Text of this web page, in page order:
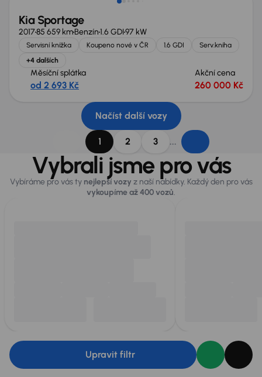
Kia Sportage
201785 659 kmBenzín1.6 GDI97 kW
Servisní knížka Koupeno nové v ČR 1.6 GDI
Serv.kniha
+4 dalších
Měsíční splátka
od 2 693 Kč
Akční cena
260 000 Kč
Načíst další vozy
1 2 3 ...
Vybrali jsme pro vás
Vybíráme pro vás ty nejlepší vozy z naší nabídky. Každý den pro vás
vykoupíme až 400 vozů.
Upravit filtr